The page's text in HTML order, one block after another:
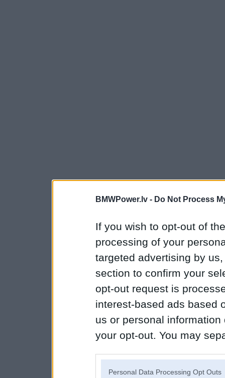
BMWPower.lv - Do Not Process
If you wish to opt-out of
processing of your
targeted advertising by
section to confirm your
opt-out request is
interest-based ads based
us or personal
your opt-out. You may
Personal Data Processing Opt Outs